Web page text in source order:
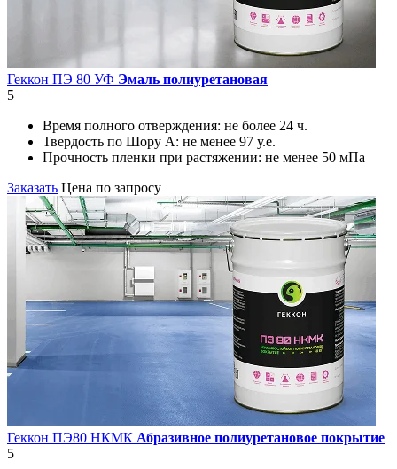
Геккон ПЭ 80 УФ Эмаль полиуретановая
5
Время полного отверждения: не более 24 ч.
Твердость по Шору А: не менее 97 у.е.
Прочность пленки при растяжении: не менее 50 мПа
Заказать Цена по запросу
Геккон ПЭ80 НКМК Абразивное полиуретановое покрытие
5